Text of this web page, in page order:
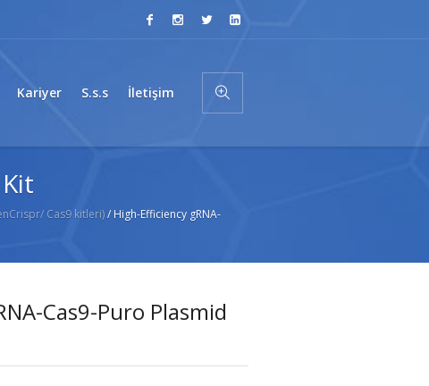
Kariyer S.s.s İletişim
Cas9 kitleri)/ High-Efficiency gRNA-
Cas9-Puro Plasmid